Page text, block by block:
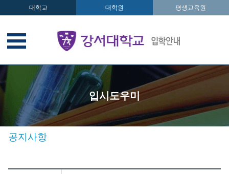
대학교 대학원 평생교육원
입시도우미
공지사항